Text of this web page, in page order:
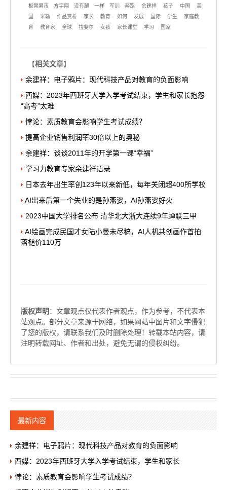
板凳男孩 方宇翔 没有腿 一样 军训 奔跑 余建祥 孩子 中国
美
国
米勒 作品赏析 家长 教育 如何 发展 国际 学生
家庭教
育
教育家 全球 拉斐尔 女孩 家长课堂 学习 国家
【相关文章】
余建祥：电子鸦片：现代科技产品对教育的负面影响
西媒：2023年西班牙大学入学考试结束，学生和家长抱怨
“高考”太难
悖论：素质教育会影响学生考试成绩？
提高企业销售利润率30倍以上的奥秘
余建祥：谈谈2011年的开学第一课“幸福”
学习力教育专家余建祥语录
日本去年出生率创123年以来新低，每年关闭超400所学校
AI出来后第一个失业的是孙燕姿，AI孙燕姿好火
2023中国大学排名公布 清华北大浙大连续9年蝉联三甲
AI绘画完成民国才女陆小曼未尽稿，AI人机共创画作首拍
落槌价110万
版权声明 ：文章观点仅代表作者观点，作为参考，不代表本
站观点。部分文章来源于网络，如果网站中图片和文字侵犯
了您的版权，请联系我们及时删除处理！转载本站内容，请
注明转载网址、作者和出处，避免无谓的侵权纠纷。
最新内容
余建祥：电子鸦片：现代科技产品对教育的负面影响
西媒：2023年西班牙大学入学考试结束，学生和家长
悖论：素质教育会影响学生考试成绩？